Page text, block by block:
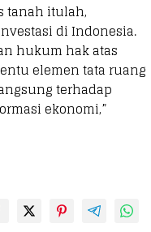
tanah itulah,
di Indonesia.
hukum hak atas
elemen tata ruang
terhadap
ekonomi,”